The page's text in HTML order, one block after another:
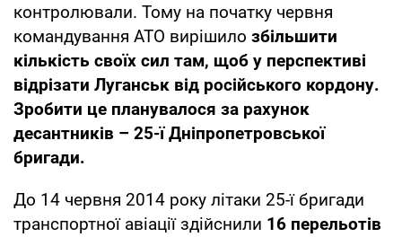
контролювали. Тому на початку червня
командування АТО вирішило збільшити
кількість своїх сил там, щоб у перспективі
відрізати Луганськ від російського кордону.
Зробити це планувалося за рахунок
десантників – 25-ї Дніпропетровської
бригади.
До 14 червня 2014 року літаки 25-ї бригади
транспортної авіації здійснили 16 перельотів